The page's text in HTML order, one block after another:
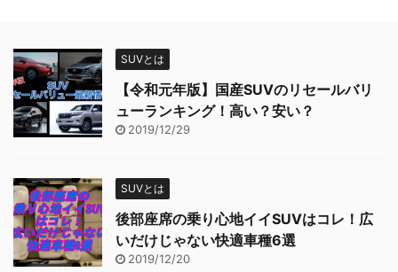
SUVとは
【令和元年版】国産SUVのリセールバリ
ューランキング！高い？安い？
2019/12/29
SUVとは
後部座席の乗り心地イイSUVはコレ！広
いだけじゃない快適車種6選
2019/12/20